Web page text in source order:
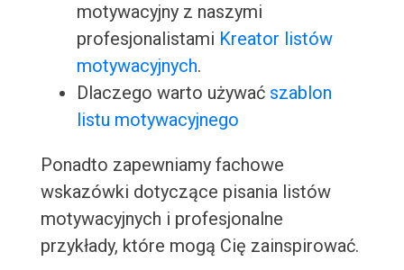
motywacyjny z naszymi
profesjonalistami Kreator listów
motywacyjnych.
Dlaczego warto używać szablon
listu motywacyjnego
Ponadto zapewniamy fachowe
wskazówki dotyczące pisania listów
motywacyjnych i profesjonalne
przykłady, które mogą Cię zainspirować.